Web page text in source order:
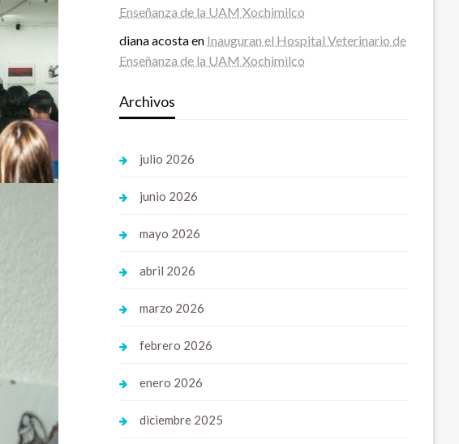
Enseñanza de la UAM Xochimilco
diana acostaen Inauguran el Hospital Veterinario de
Enseñanza de la UAM Xochimilco
Archivos
julio 2026
junio 2026
mayo 2026
abril 2026
marzo 2026
febrero 2026
enero 2026
diciembre 2025